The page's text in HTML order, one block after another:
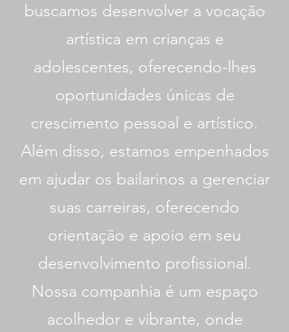
buscamos desenvolver a vocação
artística em crianças e
adolescentes, oferecendo-lhes
oportunidades únicas de
crescimento pessoal e artístico.
Além disso, estamos empenhados
em ajudar os bailarinos a gerenciar
suas carreiras, oferecendo
orientação e apoio em seu
desenvolvimento profissional.
Nossa companhia é um espaço
acolhedor e vibrante, onde